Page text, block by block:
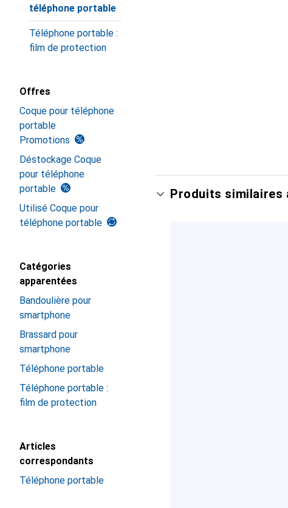
téléphone portable
Téléphone portable :
film de protection
Offres
Coque pour téléphone
portable
Promotions
Déstockage Coque
pour téléphone
portable
Utilisé Coque pour
téléphone portable
Catégories
apparentées
Bandoulière pour
smartphone
Brassard pour
smartphone
Téléphone portable
Téléphone portable :
film de protection
Articles
correspondants
Téléphone portable
Produits similaires